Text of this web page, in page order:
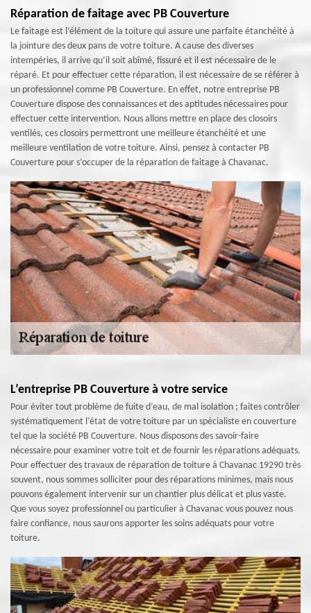
Réparation de faitage avec PB Couverture
Le faitage est l’élément de la toiture qui assure une parfaite étanchéité à
la jointure des deux pans de votre toiture. A cause des diverses
intempéries, il arrive qu’il soit abîmé, fissuré et il est nécessaire de le
réparé. Et pour effectuer cette réparation, il est nécessaire de se référer à
un professionnel comme PB Couverture. En effet, notre entreprise PB
Couverture dispose des connaissances et des aptitudes nécessaires pour
effectuer cette intervention. Nous allons mettre en place des closoirs
ventilés, ces closoirs permettront une meilleure étanchéité et une
meilleure ventilation de votre toiture. Ainsi, pensez à contacter PB
Couverture pour s’occuper de la réparation de faitage à Chavanac.
L’entreprise PB Couverture à votre service
Pour éviter tout problème de fuite d’eau, de mal isolation ; faites contrôler
systématiquement l’état de votre toiture par un spécialiste en couverture
tel que la société PB Couverture. Nous disposons des savoir-faire
nécessaire pour examiner votre toit et de fournir les réparations adéquats.
Pour effectuer des travaux de réparation de toiture à Chavanac 19290 très
souvent, nous sommes solliciter pour des réparations minimes, mais nous
pouvons également intervenir sur un chantier plus délicat et plus vaste.
Que vous soyez professionnel ou particulier à Chavanac vous pouvez nous
faire confiance, nous saurons apporter les soins adéquats pour votre
toiture.